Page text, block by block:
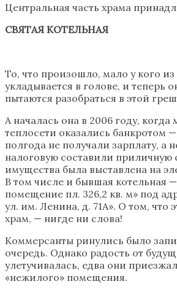
Центральная часть храма
СВЯТАЯ КОТЕЛЬНАЯ
То, что произошло, мало у кого
укладывается в голове, и теперь
пытаются разобраться в этой
А началась она в 2006 году,
теплосети оказались банкротом
полгода не получали зарплату, а
налоговую составили приличную
имущества была выставлена на
В том числе и бывшая котельная
помещение пл. 326,2 кв. м» под
ул. им. Ленина, д. 71А». О том, что
храм, — нигде ни слова!
Коммерсанты ринулись было
очередь. Однако радость от
улетучивалась, едва они
«нежилого» помещения.